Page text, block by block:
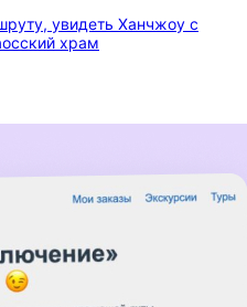
увидеть Ханчжоу с
храм